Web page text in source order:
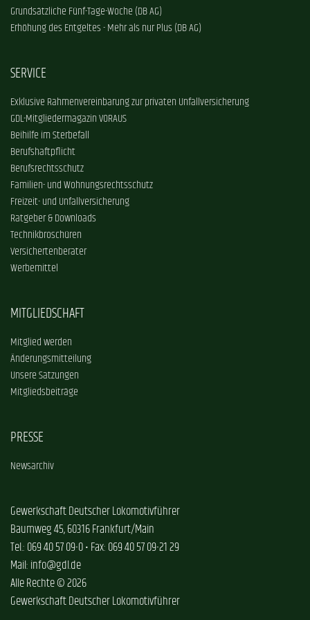
Grundsätzliche Fünf-Tage-Woche (DB AG)
Erhöhung des Entgeltes - Mehr als nur Plus (DB AG)
SERVICE
Exklusive Rahmenvereinbarung zur privaten Unfallversicherung
GDL-Mitgliedermagazin VORAUS
Beihilfe im Sterbefall
Berufshaftpflicht
Berufsrechtsschutz
Familien- und Wohnungsrechtsschutz
Freizeit- und Unfallversicherung
Ratgeber & Downloads
Technikbroschüren
Versichertenberater
Werbemittel
MITGLIEDSCHAFT
Mitglied werden
Änderungsmitteilung
Unsere Satzungen
Mitgliedsbeiträge
PRESSE
Newsarchiv
Gewerkschaft Deutscher Lokomotivführer
Baumweg 45, 60316 Frankfurt/Main
Tel.: 069 40 57 09-0 • Fax: 069 40 57 09-21 29
Mail: info@gdl.de
Alle Rechte © 2026
Gewerkschaft Deutscher Lokomotivführer